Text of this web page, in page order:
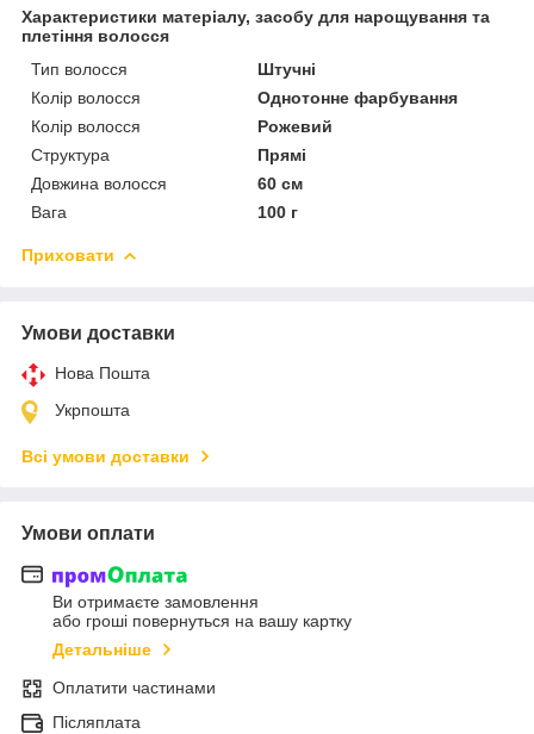
Характеристики матеріалу, засобу для нарощування та
плетіння волосся
Тип волосся
Штучні
Колір волосся
Однотонне фарбування
Колір волосся
Рожевий
Структура
Прямі
Довжина волосся
60 см
Вага
100 г
Приховати
Умови доставки
Нова Пошта
Укрпошта
Всі умови доставки
Умови оплати
Ви отримаєте замовлення
або гроші повернуться на вашу картку
Детальніше
Оплатити частинами
Післяплата